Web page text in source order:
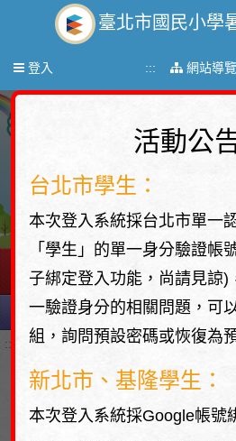
臺北市國民小學
Toggle
登入 ::: 網站導覽
:::
報名時間
活動公
台北市學生：
本次登入系統採台北市單一
「學生」的單一身分驗證帳
子綁定登入功能，尚請見諒)
一驗證身分的相關問題，可
組，詢問預設密碼或恢復為
新北市、基隆學生：
本次登入系統採Google帳號